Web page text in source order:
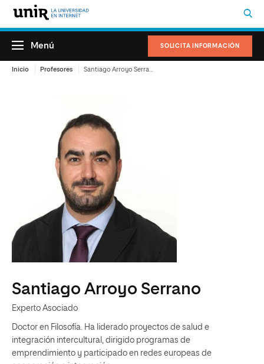
SOLICITA INFORMACIÓN
Menú
Inicio Profesores
Santiago Arroyo Serrano
Experto Asociado
Doctor en Filosofía. Ha liderado proyectos de salud e
integración intercultural, dirigido programas de
emprendimiento y participado en redes europeas de